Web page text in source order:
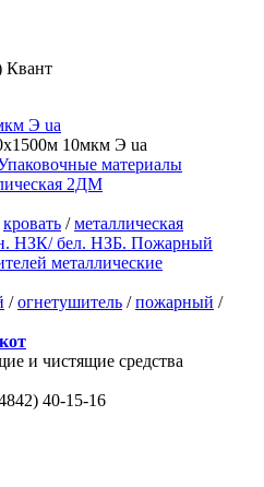
Квант
Э ua
10мкм Э ua
материалы
2ДМ
кровать /металлическая
НЗК/ бел. НЗБ. Пожарный
металлические
/огнетушитель /пожарный /
и чистящие средства
40-15-16